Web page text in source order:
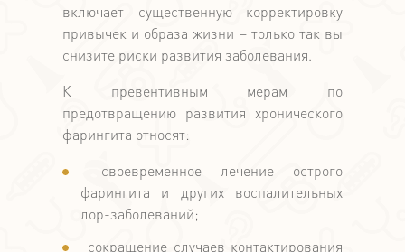
включает существенную корректировку
привычек и образа жизни – только так вы
снизите риски развития заболевания.
К превентивным мерам по
предотвращению развития хронического
фарингита относят:
своевременное лечение острого
фарингита и других воспалительных
лор-заболеваний;
сокращение случаев контактирования